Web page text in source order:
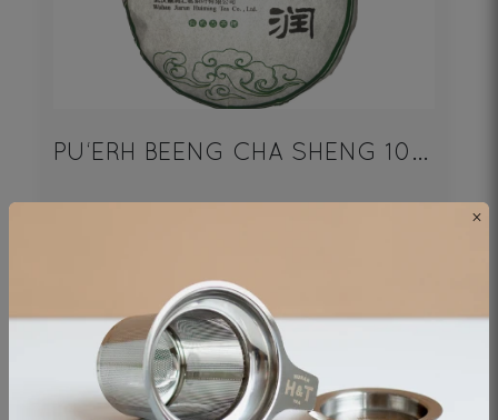
PU‘ERH BEENG CHA SHENG 100g
19€
DÉCOUVRIR
×